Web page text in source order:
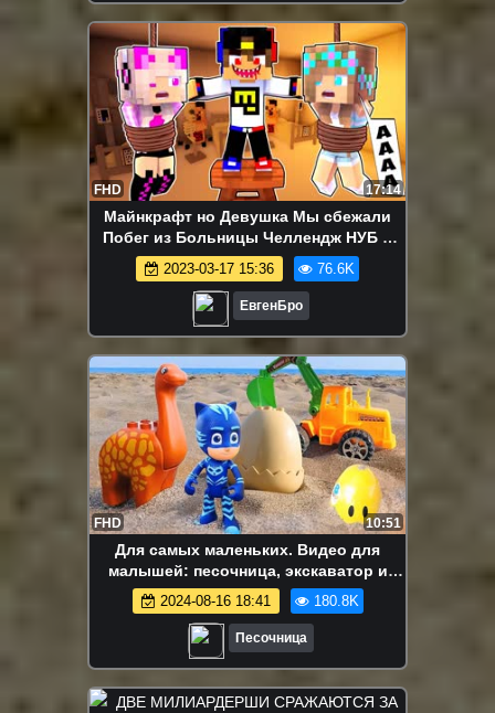
FHD 17:14
Майнкрафт но Девушка Мы сбежали
Побег из Больницы Челлендж НУБ И
ПРО ВИДЕО ТРОЛЛИНГ MINECRAFT
2023-03-17 15:36 76.6K
ЕвгенБро
FHD 10:51
Для самых маленьких. Видео для
малышей: песочница, экскаватор и
динозаврик. Прячем яйца в песке
2024-08-16 18:41 180.8K
Песочница